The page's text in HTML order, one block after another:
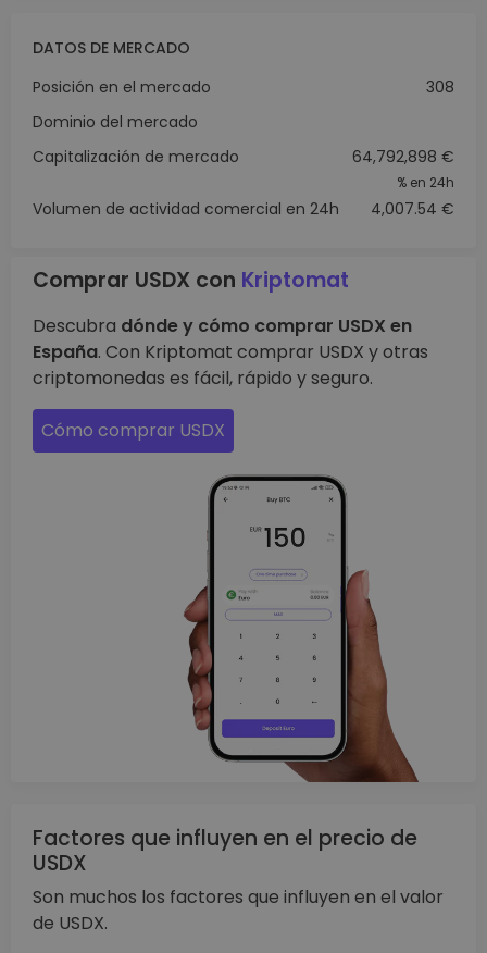
DATOS DE MERCADO
Posición en el mercado
308
Dominio del mercado
Capitalización de mercado
64,792,898 €
% en 24h
Volumen de actividad comercial en 24h 4,007.54 €
Comprar USDX con Kriptomat
Descubra dónde y cómo comprar USDX en
España. Con Kriptomat comprar USDX y otras
criptomonedas es fácil, rápido y seguro.
Cómo comprar USDX
Factores que influyen en el precio de
USDX
Son muchos los factores que influyen en el valor
de USDX.